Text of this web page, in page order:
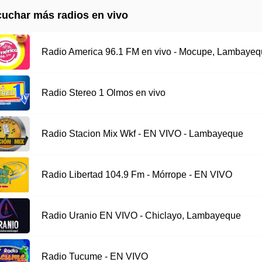
más radios en vivo
Radio America 96.1 FM en vivo - Mocupe,
Radio Stereo 1 Olmos en vivo
Radio Stacion Mix Wkf - EN VIVO - Lambayeque
Radio Libertad 104.9 Fm - Mórrope - EN VIVO
Radio Uranio EN VIVO - Chiclayo, Lambayeque
Radio Tucume - EN VIVO